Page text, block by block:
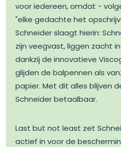
voor iedereen, omdat -
"elke gedachte het
Schneider slaagt hierin:
zijn veegvast, liggen zacht
dankzij de innovatieve
glijden de balpennen als
papier. Met dit alles blijven
Schneider betaalbaar.
Last but not least zet
actief in voor de